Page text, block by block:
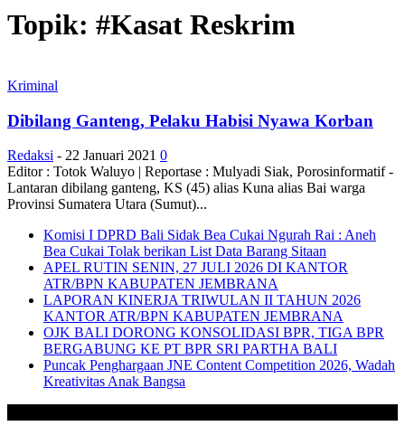
Topik: #Kasat Reskrim
Kriminal
Dibilang Ganteng, Pelaku Habisi Nyawa Korban
Redaksi - 22 Januari 2021 0
Editor : Totok Waluyo | Reportase : Mulyadi Siak, Porosinformatif -
Lantaran dibilang ganteng, KS (45) alias Kuna alias Bai warga
Provinsi Sumatera Utara (Sumut)...
Komisi I DPRD Bali Sidak Bea Cukai Ngurah Rai : Aneh
Bea Cukai Tolak berikan List Data Barang Sitaan
APEL RUTIN SENIN, 27 JULI 2026 DI KANTOR
ATR/BPN KABUPATEN JEMBRANA
LAPORAN KINERJA TRIWULAN II TAHUN 2026
KANTOR ATR/BPN KABUPATEN JEMBRANA
OJK BALI DORONG KONSOLIDASI BPR, TIGA BPR
BERGABUNG KE PT BPR SRI PARTHA BALI
Puncak Penghargaan JNE Content Competition 2026, Wadah
Kreativitas Anak Bangsa